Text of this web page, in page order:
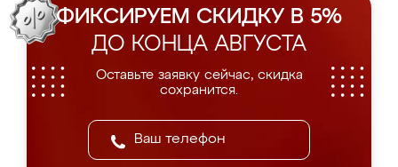
ФИКСИРУЕМ СКИДКУ В 5%
ДО КОНЦА АВГУСТА
Оставьте заявку сейчас, скидка
сохранится.